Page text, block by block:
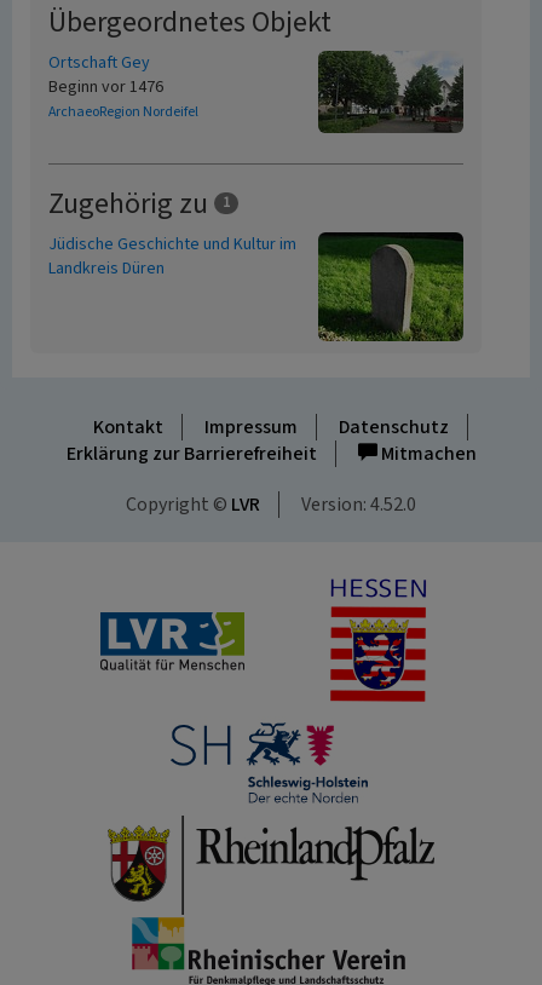
Übergeordnetes Objekt
Ortschaft Gey
Beginn vor 1476
ArchaeoRegion Nordeifel
Zugehörig zu 1
Jüdische Geschichte und Kultur im
Landkreis Düren
Kontakt Impressum
Datenschutz
Erklärung zur Barrierefreiheit
Mitmachen
Copyright © LVR Version: 4.52.0